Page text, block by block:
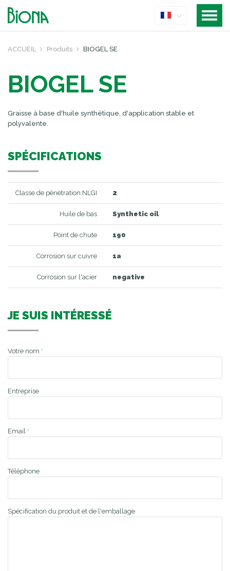
ACCUEIL Produits BIOGEL SE
BIOGEL SE
Graisse à base d'huile synthétique, d'application stable et
polyvalente.
SPÉCIFICATIONS
Classe de pénétration NLGI 2
Huile de bas Synthetic oil
Point de chute 190
Corrosion sur cuivre 1a
Corrosion sur l'acier negative
JE SUIS INTÉRESSÉ
Votre nom *
Entreprise
Email *
Téléphone
Spécification du produit et de l'emballage